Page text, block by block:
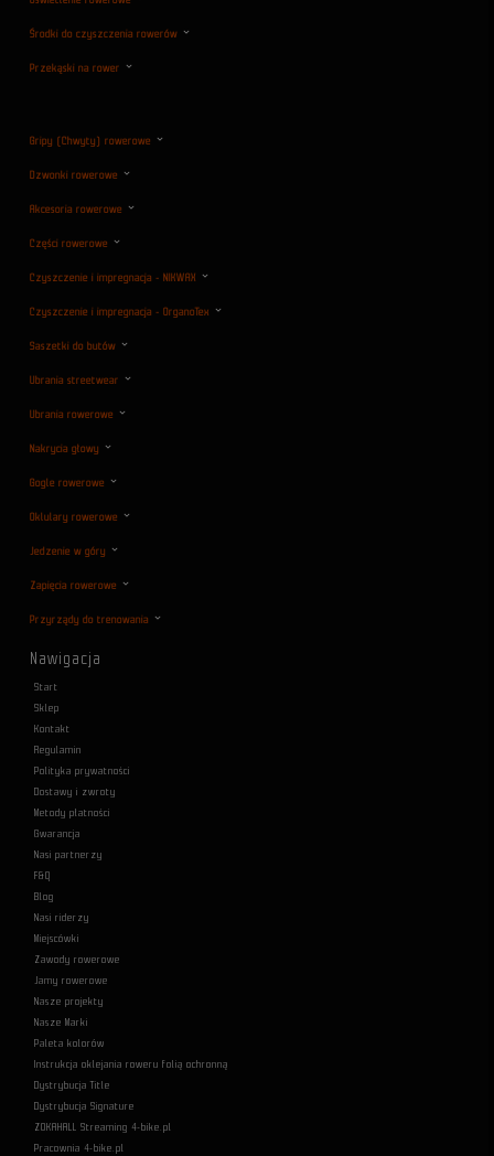
Środki do czyszczenia rowerów
Przekąski na rower
Gripy (Chwyty) rowerowe
Dzwonki rowerowe
Akcesoria rowerowe
Części rowerowe
Czyszczenie i impregnacja - NIKWAX
Czyszczenie i impregnacja - OrganoTex
Saszetki do butów
Ubrania streetwear
Ubrania rowerowe
Nakrycia głowy
Gogle rowerowe
Oklulary rowerowe
Jedzenie w góry
Zapięcia rowerowe
Przyrządy do trenowania
Nawigacja
Start
Sklep
Kontakt
Regulamin
Polityka prywatności
Dostawy i zwroty
Metody płatności
Gwarancja
Nasi partnerzy
F&Q
Blog
Nasi riderzy
Miejscówki
Zawody rowerowe
Jamy rowerowe
Nasze projekty
Nasze Marki
Paleta kolorów
Instrukcja oklejania roweru folią ochronną
Dystrybucja Title
Dystrybucja Signature
ZOKAHALL Streaming 4-bike.pl
Pracownia 4-bike.pl